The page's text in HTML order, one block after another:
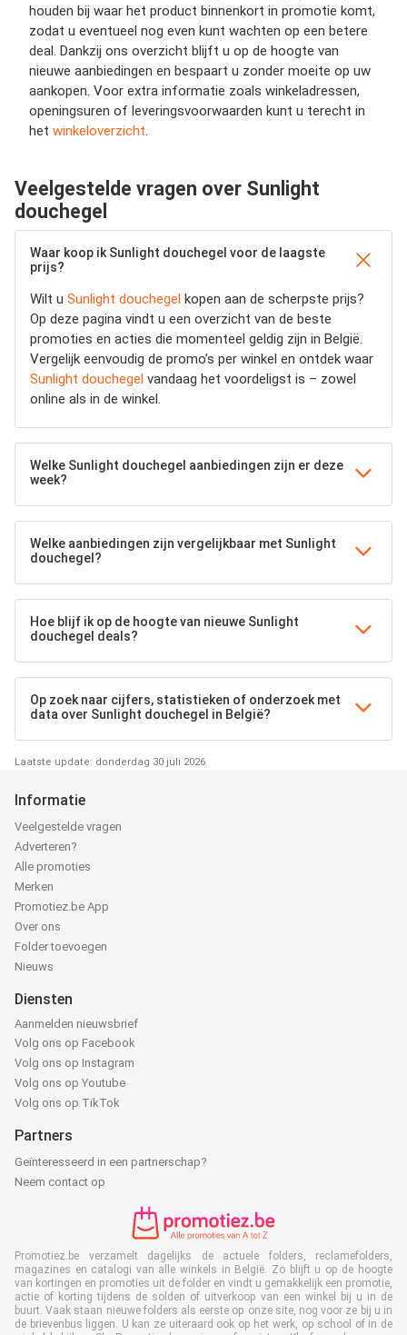
houden bij waar het product binnenkort in promotie komt,
zodat u eventueel nog even kunt wachten op een betere
deal. Dankzij ons overzicht blijft u op de hoogte van
nieuwe aanbiedingen en bespaart u zonder moeite op uw
aankopen. Voor extra informatie zoals winkeladressen,
openingsuren of leveringsvoorwaarden kunt u terecht in
het winkeloverzicht
Veelgestelde vragen over Sunlight
douchegel
Waar koop ik Sunlight douchegel voor de laagste
prijs?
Wilt u Sunlight douchegel kopen aan de scherpste prijs?
Op deze pagina vindt u een overzicht van de beste
promoties en acties die momenteel geldig zijn in België.
Vergelijk eenvoudig de promo’s per winkel en ontdek waar
Sunlight douchegel vandaag het voordeligst is – zowel
online als in de winkel.
Welke Sunlight douchegel aanbiedingen zijn er deze
week?
Welke aanbiedingen zijn vergelijkbaar met Sunlight
douchegel?
Hoe blijf ik op de hoogte van nieuwe Sunlight
douchegel deals?
Op zoek naar cijfers, statistieken of onderzoek met
data over Sunlight douchegel in België?
Laatste update: donderdag 30 juli 2026
Informatie
Veelgestelde vragen
Adverteren?
Alle promoties
Merken
Promotiez.be App
Over ons
Folder toevoegen
Nieuws
Diensten
Aanmelden nieuwsbrief
Volg ons op Facebook
Volg ons op Instagram
Volg ons op Youtube
Volg ons op TikTok
Partners
Geïnteresseerd in een partnerschap?
Neem contact op
Promotiez.be verzamelt dagelijks de actuele folders, reclamefolders,
magazines en catalogi van alle winkels in België. Zo blijft u op de hoogte
van kortingen en promoties uit de folder en vindt u gemakkelijk een promotie,
actie of korting tijdens de solden of uitverkoop van een winkel bij u in de
buurt. Vaak staan nieuwe folders als eerste op onze site, nog voor ze bij u in
de brievenbus liggen. U kan ze uiteraard ook op het werk, op school of in de